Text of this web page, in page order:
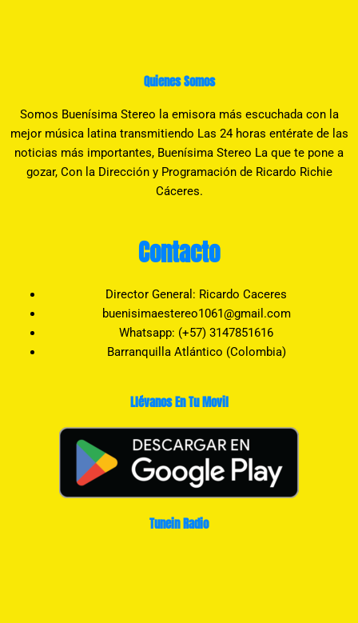
Quienes Somos
Somos Buenísima Stereo la emisora más escuchada con la
mejor música latina transmitiendo Las 24 horas entérate de las
noticias más importantes, Buenísima Stereo La que te pone a
gozar, Con la Dirección y Programación de Ricardo Richie
Cáceres.
Contacto
Director General: Ricardo Caceres
buenisimaestereo1061@gmail.com
Whatsapp: (+57) 3147851616
Barranquilla Atlántico (Colombia)
Llévanos En Tu Movil
Tunein Radio